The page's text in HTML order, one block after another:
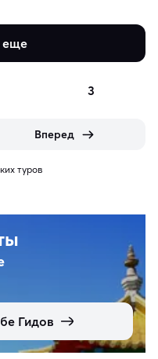
еще
3
Вперед
туров
Гидов